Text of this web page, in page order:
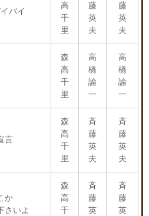
バイ
高
千
里
藤
英
夫
藤
英
夫
森
高
千
里
高
橋
諭
一
高
橋
諭
一
言
森
高
千
里
斉
藤
英
夫
斉
藤
英
夫
か
さいよ
森
高
千
斉
藤
英
斉
藤
英